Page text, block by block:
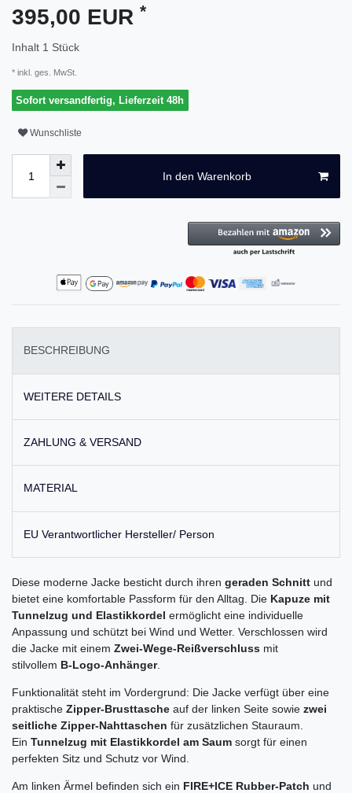
395,00 EUR *
Inhalt 1 Stück
* inkl. ges. MwSt.
Sofort versandfertig, Lieferzeit 48h
Wunschliste
In den Warenkorb
BESCHREIBUNG
WEITERE DETAILS
ZAHLUNG & VERSAND
MATERIAL
EU Verantwortlicher Hersteller/ Person
Diese moderne Jacke besticht durch ihren geraden Schnitt und
bietet eine komfortable Passform für den Alltag. Die Kapuze mit
Tunnelzug und Elastikkordel ermöglicht eine individuelle
Anpassung und schützt bei Wind und Wetter. Verschlossen wird
die Jacke mit einem Zwei-Wege-Reißverschluss mit
stilvollem B-Logo-Anhänger.
Funktionalität steht im Vordergrund: Die Jacke verfügt über eine
praktische Zipper-Brusttasche auf der linken Seite sowie zwei
seitliche Zipper-Nahttaschen für zusätzlichen Stauraum.
Ein Tunnelzug mit Elastikkordel am Saum sorgt für einen
perfekten Sitz und Schutz vor Wind.
Am linken Ärmel befinden sich ein FIRE+ICE Rubber-Patch und